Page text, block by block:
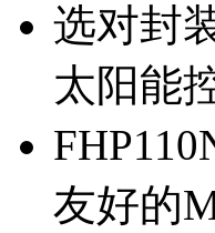
选对封
太阳能
友好的